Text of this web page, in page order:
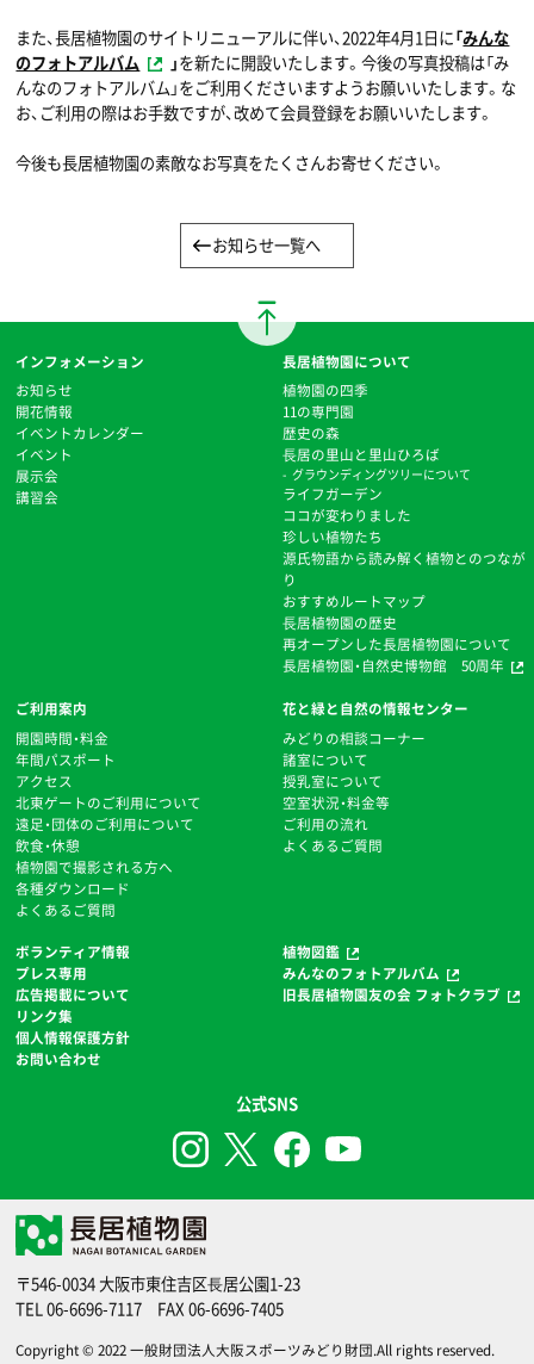
また、長居植物園のサイトリニューアルに伴い、2022年4月1日に「みんな
のフォトアルバム
」を新たに開設いたします。今後の写真投稿は「み
んなのフォトアルバム」をご利用くださいますようお願いいたします。な
お、ご利用の際はお手数ですが、改めて会員登録をお願いいたします。
今後も長居植物園の素敵なお写真をたくさんお寄せください。
お知らせ一覧へ
インフォメーション
お知らせ
開花情報
イベントカレンダー
イベント
展示会
講習会
長居植物園について
植物園の四季
11の専門園
歴史の森
⻑居の里山と里山ひろば
グラウンディングツリーについて
ライフガーデン
ココが変わりました
珍しい植物たち
源氏物語から読み解く植物とのつなが
り
おすすめルートマップ
⻑居植物園の歴史
再オープンした長居植物園について
長居植物園・自然史博物館 50周年
ご利用案内
開園時間・料金
年間パスポート
アクセス
北東ゲートのご利用について
遠足・団体のご利用について
飲食・休憩
植物園で撮影される方へ
各種ダウンロード
よくあるご質問
花と緑と自然の情報センター
みどりの相談コーナー
諸室について
授乳室について
空室状況・料金等
ご利用の流れ
よくあるご質問
ボランティア情報
プレス専用
広告掲載について
リンク集
個人情報保護方針
お問い合わせ
植物図鑑
みんなのフォトアルバム
旧長居植物園友の会 フォトクラブ
公式SNS
〒546-0034 大阪市東住吉区⻑居公園1-23
TEL06-6696-7117 FAX 06-6696-7405
Copyright © 2022一般財団法人大阪スポーツみどり財団.All rights reserved.